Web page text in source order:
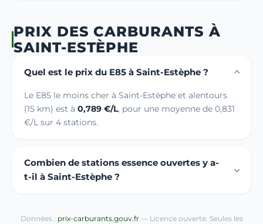
PRIX DES CARBURANTS À
SAINT-ESTÈPHE
Quel est le prix du E85 à Saint-Estèphe ?
Le E85 le moins cher à Saint-Estèphe et alentours
(15 km) est à 0,789 €/L, pour une moyenne de 0,831
€/L sur 4 stations.
Combien de stations essence ouvertes y a-
t-il à Saint-Estèphe ?
Données : prix-carburants.gouv.fr— Licence ouverte. Seules les